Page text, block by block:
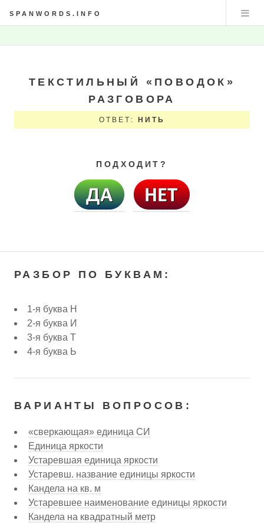
SPANWORDS.INFO
ТЕКСТИЛЬНЫЙ «ПОВОДОК»
РАЗГОВОРА
ОТВЕТ: НИТЬ
ПОДХОДИТ?
РАЗБОР ПО БУКВАМ:
1-я буква Н
2-я буква И
3-я буква Т
4-я буква Ь
ВАРИАНТЫ ВОПРОСОВ:
«сверкающая» единица СИ
Единица яркости
Устаревшая единица яркости
Устаревш. название единицы яркости
Кандела на кв. м
Устаревшее наименование единицы яркости
Кандела на квадратный метр